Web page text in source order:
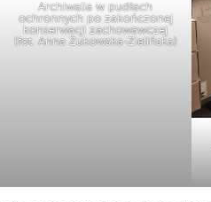
Archiwalia w pudłach
ochronnych po zakończonej
konserwacji zachowawczej
(fot. Anna Żukowska-Zielińska)